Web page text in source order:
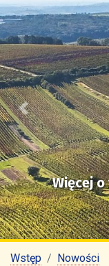
Więcej
Předchozí
Wstęp
Nowości